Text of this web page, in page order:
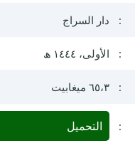
: دار السراج
: الأولى، ١٤٤٤ ھ
: ٦٥،٣ ميغابيت
: التحميل